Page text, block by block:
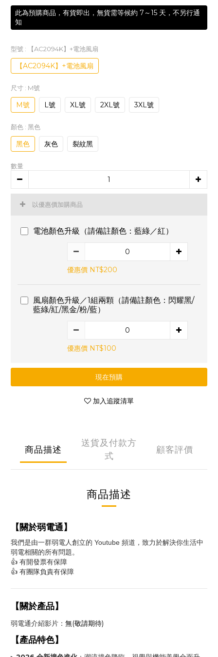
此為預購商品，有貨即出，無貨需等候約 7～15 天，不另行通
知
型號 : 【AC2094K】+電池風扇
【AC2094K】+電池風扇
尺寸 : M號
M號 L號 XL號 2XL號 3XL號
顏色 : 黑色
黑色 灰色 裂紋黑
數量
以優惠價加購商品
電池顏色升級（請備註顏色：藍綠／紅）
優惠價 NT$200
風扇顏色升級／1組兩顆（請備註顏色：閃耀黑/
藍綠/紅/黑金/粉/藍）
優惠價 NT$100
現在預購
加入追蹤清單
商品描述
送貨及付款方
式
顧客評價
商品描述
【關於弱電通】
我們是由一群弱電人創立的 Youtube 頻道，致力於解決你生活中
弱電相關的所有問題。
👍 有開發票有保障
👍 有團隊負責有保障
【關於產品】
弱電通介紹影片： 無(敬請期待)
【產品特色】